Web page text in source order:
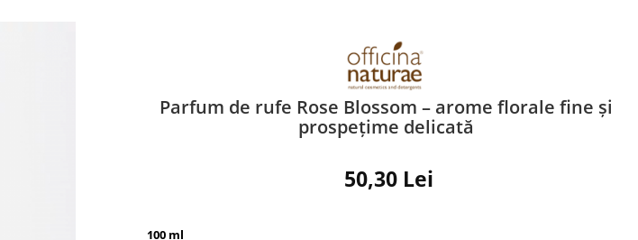
Parfum de rufe Rose Blossom – arome florale fine și
prospețime delicată
50,30 Lei
100 ml